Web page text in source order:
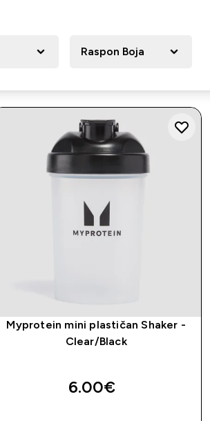
Raspon Boja
Myprotein mini plastičan Shaker -
Clear/Black
6.00€‎